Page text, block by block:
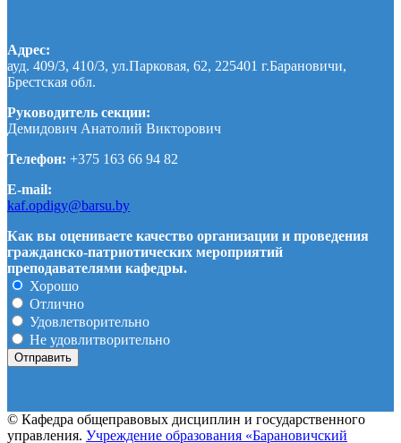
Адрес:
ауд. 409/3, 410/3, ул.Парковая, 62, 225401 г.Барановичи,
Брестская обл.
Руководитель секции:
Демидович Анатолий Викторович
Телефон: +375 163 66 94 82
E-mail:
kaf.opdigy@barsu.by
Как вы оцениваете качество организации и проведения
гражданско-патриотических мероприятий
преподавателями кафедры.
Хорошо
Отлично
Удовлетворительно
Не удовлитворительно
© Кафедра общеправовых дисциплин и государственного
управления. Учреждение образования «Барановичский